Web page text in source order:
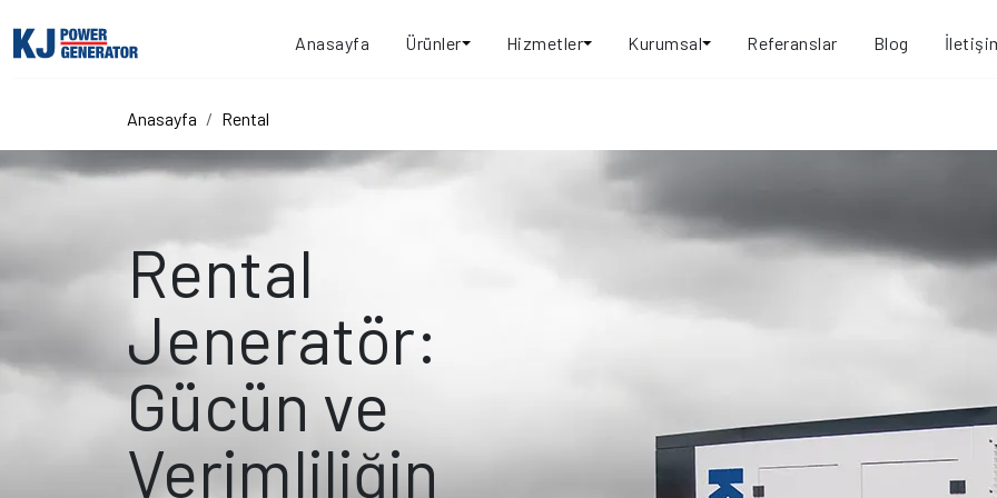
Anasayfa Ürünler Hizmetler Kurumsal Referanslar Blog
Anasayfa Rental
Rental
Jeneratör:
Gücün ve
Verimliliğin